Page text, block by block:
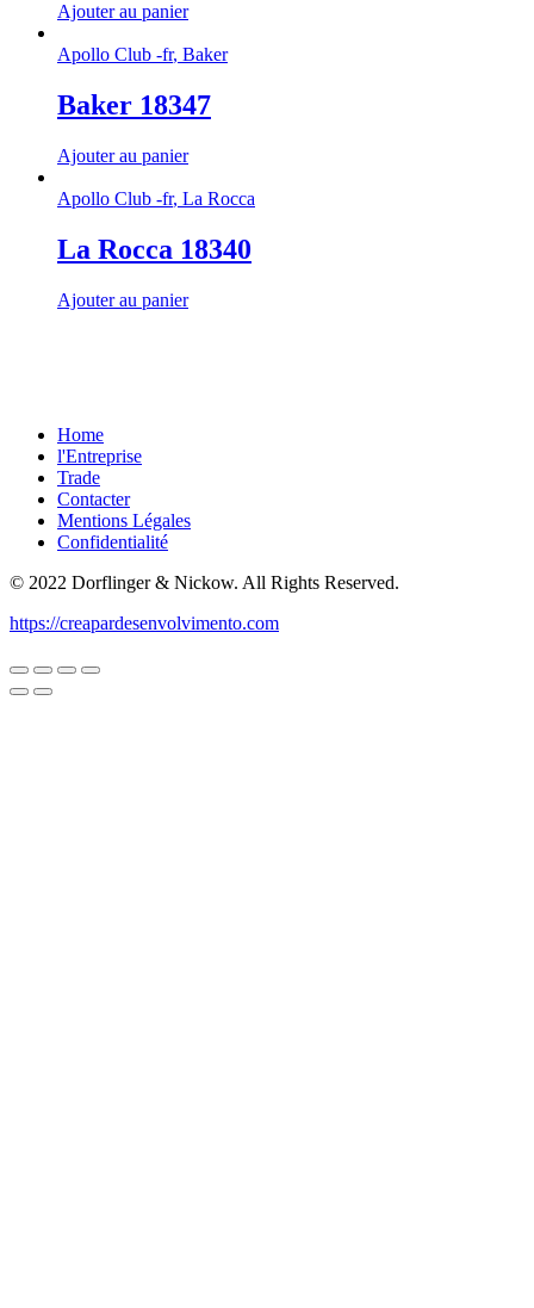
Ajouter au panier
Apollo Club -fr, Baker
Baker 18347
Ajouter au panier
Apollo Club -fr, La Rocca
La Rocca 18340
Ajouter au panier
Home
l'Entreprise
Trade
Contacter
Mentions Légales
Confidentialité
© 2022 Dorflinger & Nickow. All Rights Reserved.
https://creapardesenvolvimento.com